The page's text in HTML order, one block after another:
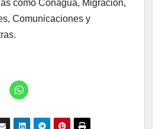
como Conagua, Migración,
Comunicaciones y